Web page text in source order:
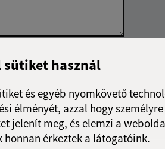
sütiket használ
és egyéb nyomkövető
élményét, azzal hogy
jelenít meg, és elemzi a
honnan érkeztek a látogatóink.
Google reCaptcha Response
Üzenet küldése